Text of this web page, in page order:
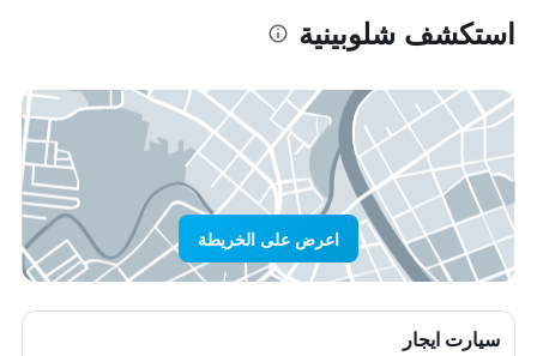
استكشف شلوبينية
اعرض على الخريطة
سيارت ايجار